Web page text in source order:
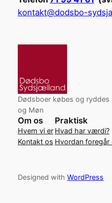
kontakt@dodsbo-
Dødsboer købes og ryddes
og Møn
Om os
Hvem vi er
Kontakt os
Praktisk
Hvad har værdi?
Hvordan foregår
Designed with WordPress